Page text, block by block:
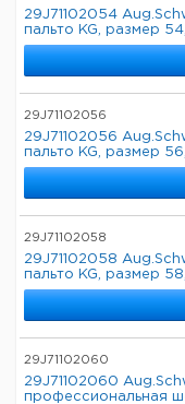
29J71102054
пальто KG, размер
29J71102056
29J71102056
пальто KG, размер
29J71102058
29J71102058
пальто KG, размер
29J71102060
29J71102060
профессиональная